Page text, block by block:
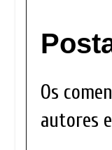
Os
autores